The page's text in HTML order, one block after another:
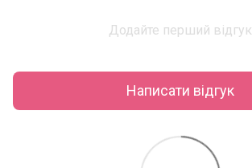
Додайте перший відгук
Написати відгук